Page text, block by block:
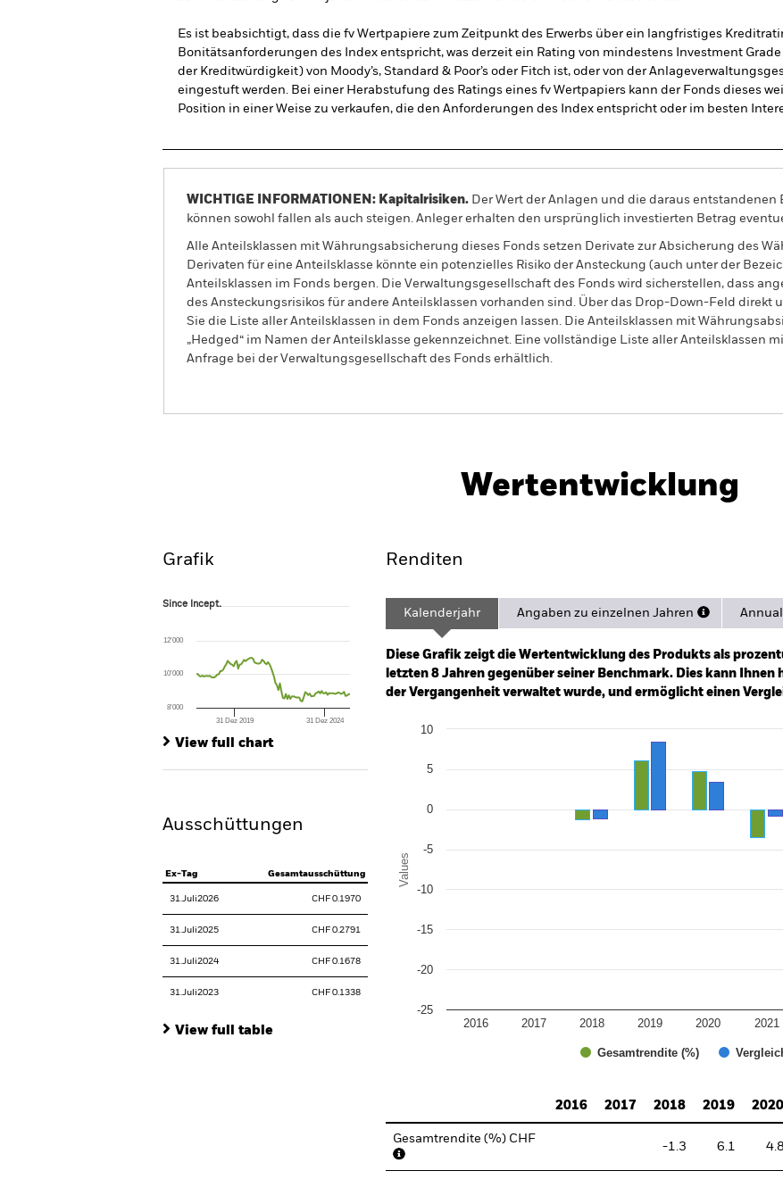
Es ist beabsichtigt, dass die fv Wertpapiere zum Zeitpunkt des Erwerbs über ein langfristiges
Bonitätsanforderungen des Index entspricht, was derzeit ein Rating von mindestens Investment
der Kreditwürdigkeit) von Moody’s, Standard & Poor’s oder Fitch ist, oder von der
eingestuft werden. Bei einer Herabstufung des Ratings eines fv Wertpapiers kann der Fonds dieses
Position in einer Weise zu verkaufen, die den Anforderungen des Index entspricht oder im besten
WICHTIGE INFORMATIONEN: Kapitalrisiken. Der Wert der Anlagen und die daraus
können sowohl fallen als auch steigen. Anleger erhalten den ursprünglich investierten Betrag
Alle Anteilsklassen mit Währungsabsicherung dieses Fonds setzen Derivate zur Absicherung des
Derivaten für eine Anteilsklasse könnte ein potenzielles Risiko der Ansteckung (auch unter der
Anteilsklassen im Fonds bergen. Die Verwaltungsgesellschaft des Fonds wird sicherstellen, dass
des Ansteckungsrisikos für andere Anteilsklassen vorhanden sind. Über das Drop-Down-Feld direkt
Sie die Liste aller Anteilsklassen in dem Fonds anzeigen lassen. Die Anteilsklassen mit
„Hedged“ im Namen der Anteilsklasse gekennzeichnet. Eine vollständige Liste aller Anteilsklassen
Anfrage bei der Verwaltungsgesellschaft des Fonds erhältlich.
Wertentwicklung
Grafik
Since Incept.
The chart has 1 X axis displaying Time. Range: 2017-11-01 00:00:00 to 2026-06-30 00:00:00.
The chart has 1 Y axis displaying values. Range: -20 to 40.
Since Incept.
31 Dez 2019 31 Dez 2024
8’000
10’000
12’000
View full chart
Ausschüttungen
Ex-Tag Gesamtausschüttung
31.Juli2026 CHF 0.1970
31.Juli2025 CHF 0.2791
31.Juli2024 CHF 0.1678
31.Juli2023 CHF 0.1338
View full table
Renditen
Kalenderjahr Angaben zu einzelnen Jahren
Diese Grafik zeigt die Wertentwicklung des Produkts als
letzten 8 Jahren gegenüber seiner Benchmark. Dies kann
der Vergangenheit verwaltet wurde, und ermöglicht einen
Bar chart with 2 data series.
The chart has 1 Y axis displaying Values. Range: -25 to 10.
Values
Gesamtrendite (%)
2016 2017 2018 2019 2020 2021
-25
-20
-15
-10
-5
0
5
10
2016
2017 2018 2019 2020
Gesamtrendite (%) CHF
-1.3 6.1 4.8